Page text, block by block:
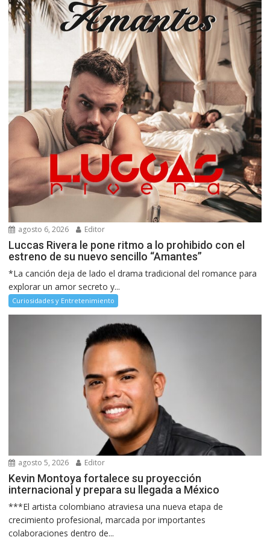
agosto 6, 2026 Editor
Luccas Rivera le pone ritmo a lo prohibido con el
estreno de su nuevo sencillo “Amantes”
*La canción deja de lado el drama tradicional del romance para
explorar un amor secreto y...
Curiosidades y Entretenimiento
agosto 5, 2026 Editor
Kevin Montoya fortalece su proyección
internacional y prepara su llegada a México
***El artista colombiano atraviesa una nueva etapa de
crecimiento profesional, marcada por importantes
colaboraciones dentro de...